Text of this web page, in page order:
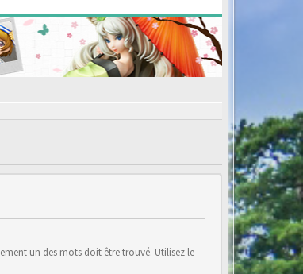
un des mots doit être trouvé. Utilisez le